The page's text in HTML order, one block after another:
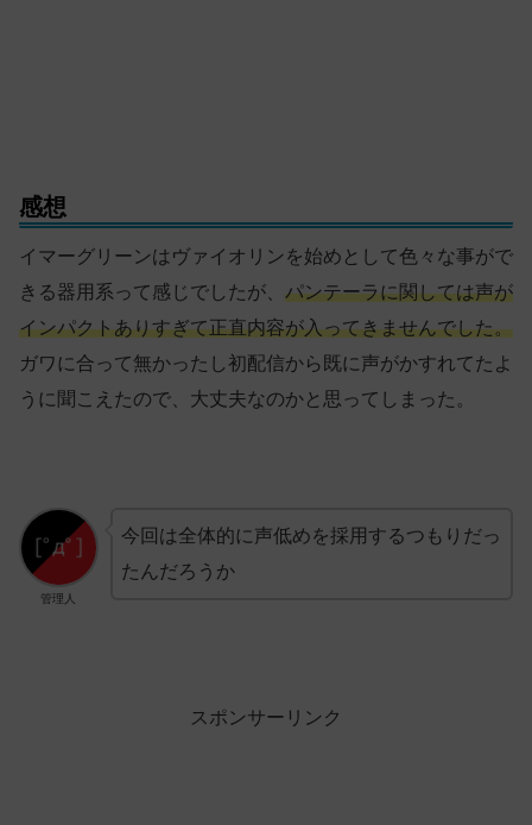
感想
イマーグリーンはヴァイオリンを始めとして色々な事がで
きる器用系って感じでしたが、 パンテーラに関しては声が
インパクトありすぎて正直内容が入ってきませんでした。
ガワに合って無かったし初配信から既に声がかすれてたよ
うに聞こえたので、大丈夫なのかと思ってしまった。
管理人
今回は全体的に声低めを採用するつもりだっ
たんだろうか
スポンサーリンク